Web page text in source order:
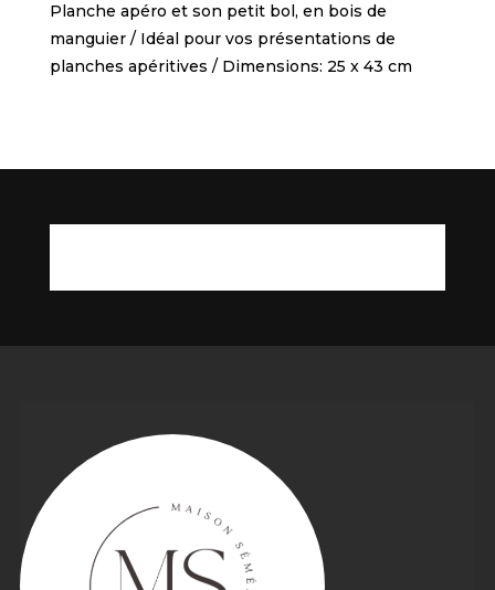
Planche apéro et son petit bol, en bois de
manguier / Idéal pour vos présentations de
planches apéritives / Dimensions: 25 x 43 cm